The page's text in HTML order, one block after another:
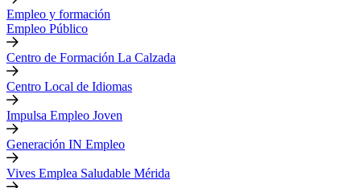
Empleo y formación
Empleo Público
Centro de Formación La Calzada
Centro Local de Idiomas
Impulsa Empleo Joven
Generación IN Empleo
Vives Emplea Saludable Mérida